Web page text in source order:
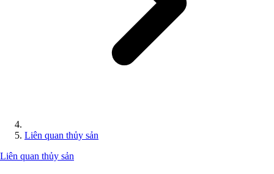
Liên quan thủy sản
Liên quan thủy sản